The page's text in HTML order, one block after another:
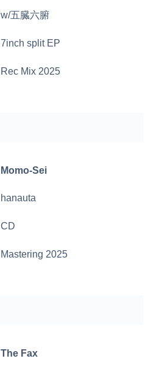
w/五臓六腑
7inch split EP
Rec Mix 2025
Momo-Sei
hanauta
CD
Mastering 2025
The Fax